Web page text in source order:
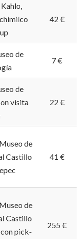
42 €
de
7 €
de
visita
22 €
de
Castillo
41 €
de
Castillo
pick-
255 €